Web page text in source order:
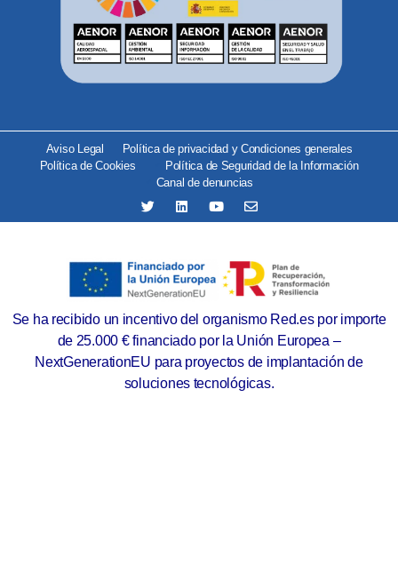
Aviso Legal
Política de privacidad y Condiciones generales
Política de Cookies
Política de Seguridad de la Información
Canal de denuncias
Se ha recibido un incentivo del organismo Red.es por importe
de 25.000 € financiado por la Unión Europea –
NextGenerationEU para proyectos de implantación de
soluciones tecnológicas.